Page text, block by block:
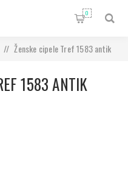
0
/ Ženske cipele Tref 1583 antik
1583 ANTIK